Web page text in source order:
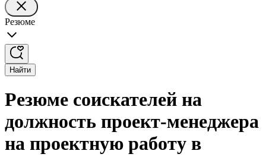
Резюме
Найти
Резюме соискателей на
должность проект-менеджера
на проектную работу в